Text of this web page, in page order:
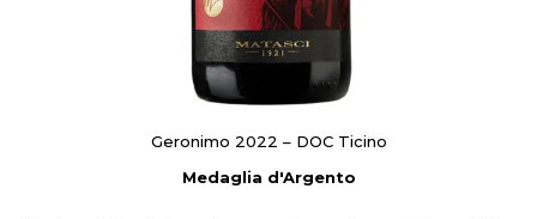
Geronimo 2022 – DOC Ticino
Medaglia d'Argento